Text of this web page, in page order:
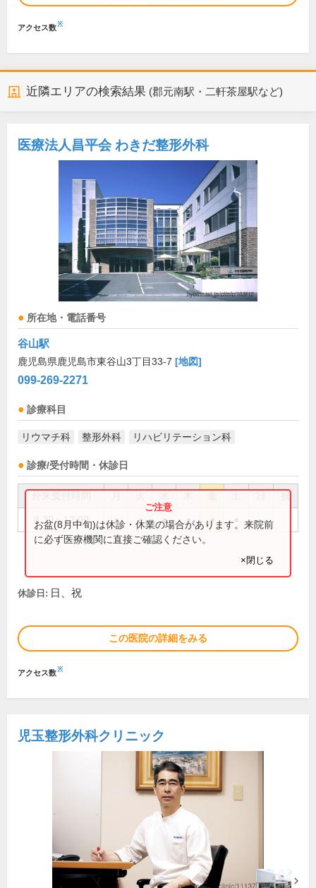
アクセス数※
近隣エリアの検索結果 (郡元南駅・二軒茶屋駅など)
医療法人昌平会 わきだ整形外科
所在地・電話番号
谷山駅
鹿児島県鹿児島市東谷山3丁目33-7 [地図]
099-269-2271
診療科目
リウマチ科 整形外科 リハビリテーション科
診療/受付時間・休診日
祝
8:30～12:00 ● ● ● ● ●
お盆(8月中旬)は休診・休業の場合があります。来院前
に必ず医療機関に直接ご確認ください。
×閉じる
休診日: 日、祝
この医院の詳細をみる
アクセス数※
児玉整形外科クリニック